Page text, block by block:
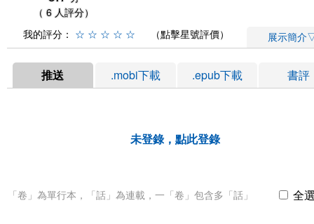
（ 6 人評分）
我的評分： ☆ ☆ ☆ ☆ ☆ （點擊星號評價） 展示簡介
推送 .mobi下載 .epub下載 書評
未登錄，點此登錄
「卷」為單行本，「話」為連載，一「卷」包含多「話」 全